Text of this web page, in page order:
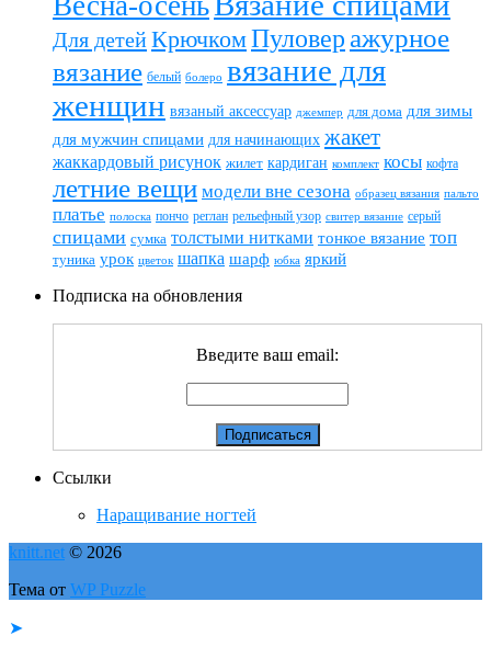
Для детейКрючкомПуловер ажурное
вязание белый болеро вязание для
женщин вязаный аксессуар джемпер для дома для зимы
для мужчин спицами для начинающих жакет
жаккардовый рисунок жилет кардиган комплект косы кофта
летние вещи модели вне сезона образец вязания пальто
платье полоска пончо реглан рельефный узор свитер вязание серый
спицами сумка толстыми нитками тонкое вязание топ
туника урок цветок шапка шарф юбка яркий
Подписка на обновления
Введите ваш email:
Ссылки
Наращивание ногтей
knitt.net © 2026
Тема от WP Puzzle
➤